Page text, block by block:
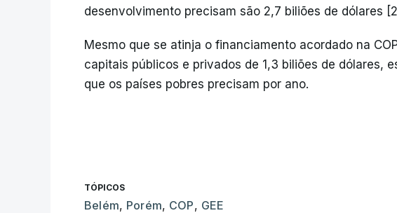
desenvolvimento precisam são 2,7 biliões de dólares
Mesmo que se atinja o financiamento acordado na
capitais públicos e privados de 1,3 biliões de dólares,
que os países pobres precisam por ano.
TÓPICOS
Belém, Porém, COP, GEE